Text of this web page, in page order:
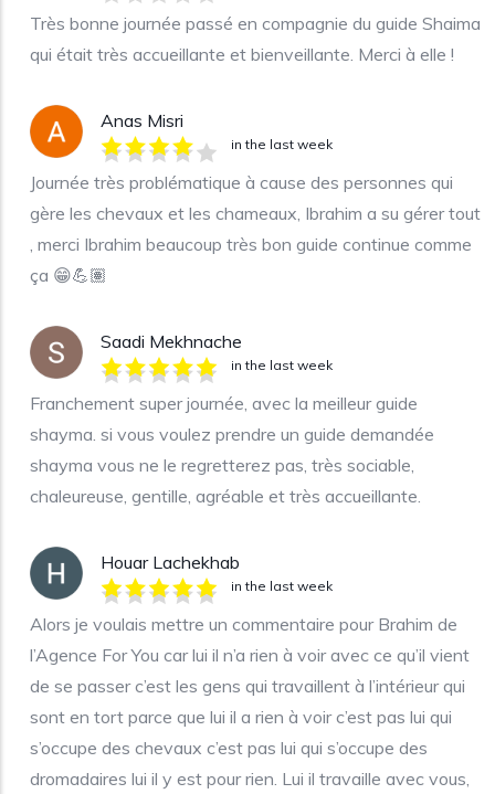
Très bonne journée passé en compagnie du guide Shaima
qui était très accueillante et bienveillante. Merci à elle !
Anas Misri
in the last week
Journée très problématique à cause des personnes qui
gère les chevaux et les chameaux, Ibrahim a su gérer tout
, merci Ibrahim beaucoup très bon guide continue comme
ça 😁💪🏽
Saadi Mekhnache
in the last week
Franchement super journée, avec la meilleur guide
shayma. si vous voulez prendre un guide demandée
shayma vous ne le regretterez pas, très sociable,
chaleureuse, gentille, agréable et très accueillante.
Houar Lachekhab
in the last week
Alors je voulais mettre un commentaire pour Brahim de
l’Agence For You car lui il n’a rien à voir avec ce qu’il vient
de se passer c’est les gens qui travaillent à l’intérieur qui
sont en tort parce que lui il a rien à voir c’est pas lui qui
s’occupe des chevaux c’est pas lui qui s’occupe des
dromadaires lui il y est pour rien. Lui il travaille avec vous,